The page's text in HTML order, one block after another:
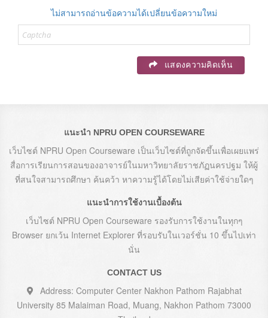
ไม่สามารถอ่านข้อความได้เปลี่ยนข้อความใหม่
แสดงความคิดเห็น
แนะนำ NPRU OPEN COURSEWARE
เว็บไซต์ NPRU Open Courseware เป็นเว็บไซต์ที่ถูกจัดขึ้นเพื่อเผยแพร่
สื่อการเรียนการสอนของอาจารย์ในมหาวิทยาลัยราชภัฏนครปฐม ให้ผู้
ที่สนใจสามารถศึกษา ค้นคว้า หาความรู้ได้โดยไม่เสียค่าใช้จ่ายใดๆ
แนะนำการใช้งานเบื้องต้น
เว็บไซต์ NPRU Open Courseware รองรับการใช้งานในทุกๆ
Browser ยกเว้น Internet Explorer ที่รอบรับในเวอร์ชั่น 10 ขึ้นไปเท่า
นั่น
CONTACT US
Address: Computer Center Nakhon Pathom Rajabhat
University 85 Malaiman Road, Muang, Nakhon Pathom 73000